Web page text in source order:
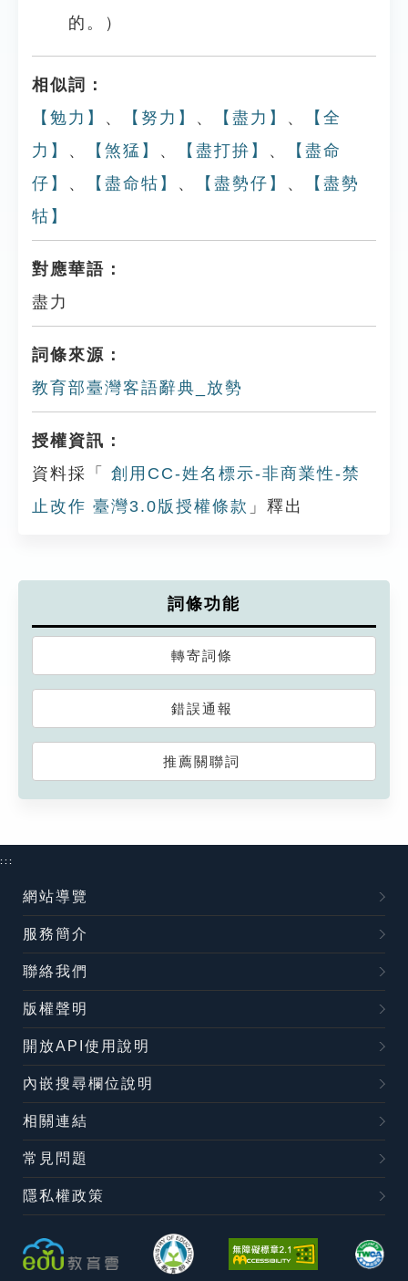
的。）
相似詞：
【勉力】 、 【努力】 、 【盡力】 、
【全
力】 、 【煞猛】 、 【盡打拚】 、
【盡命
仔】 、 【盡命牯】 、 【盡勢仔】 、
【盡勢
牯】
對應華語：
盡力
詞條來源：
教育部臺灣客語辭典_放勢
授權資訊：
資料採「
創用CC-姓名標示-非商業性-禁
止改作 臺灣3.0版授權條款 」釋出
詞條功能
轉寄詞條
錯誤通報
推薦關聯詞
:::
網站導覽
服務簡介
聯絡我們
版權聲明
開放API使用說明
內嵌搜尋欄位說明
相關連結
常見問題
隱私權政策